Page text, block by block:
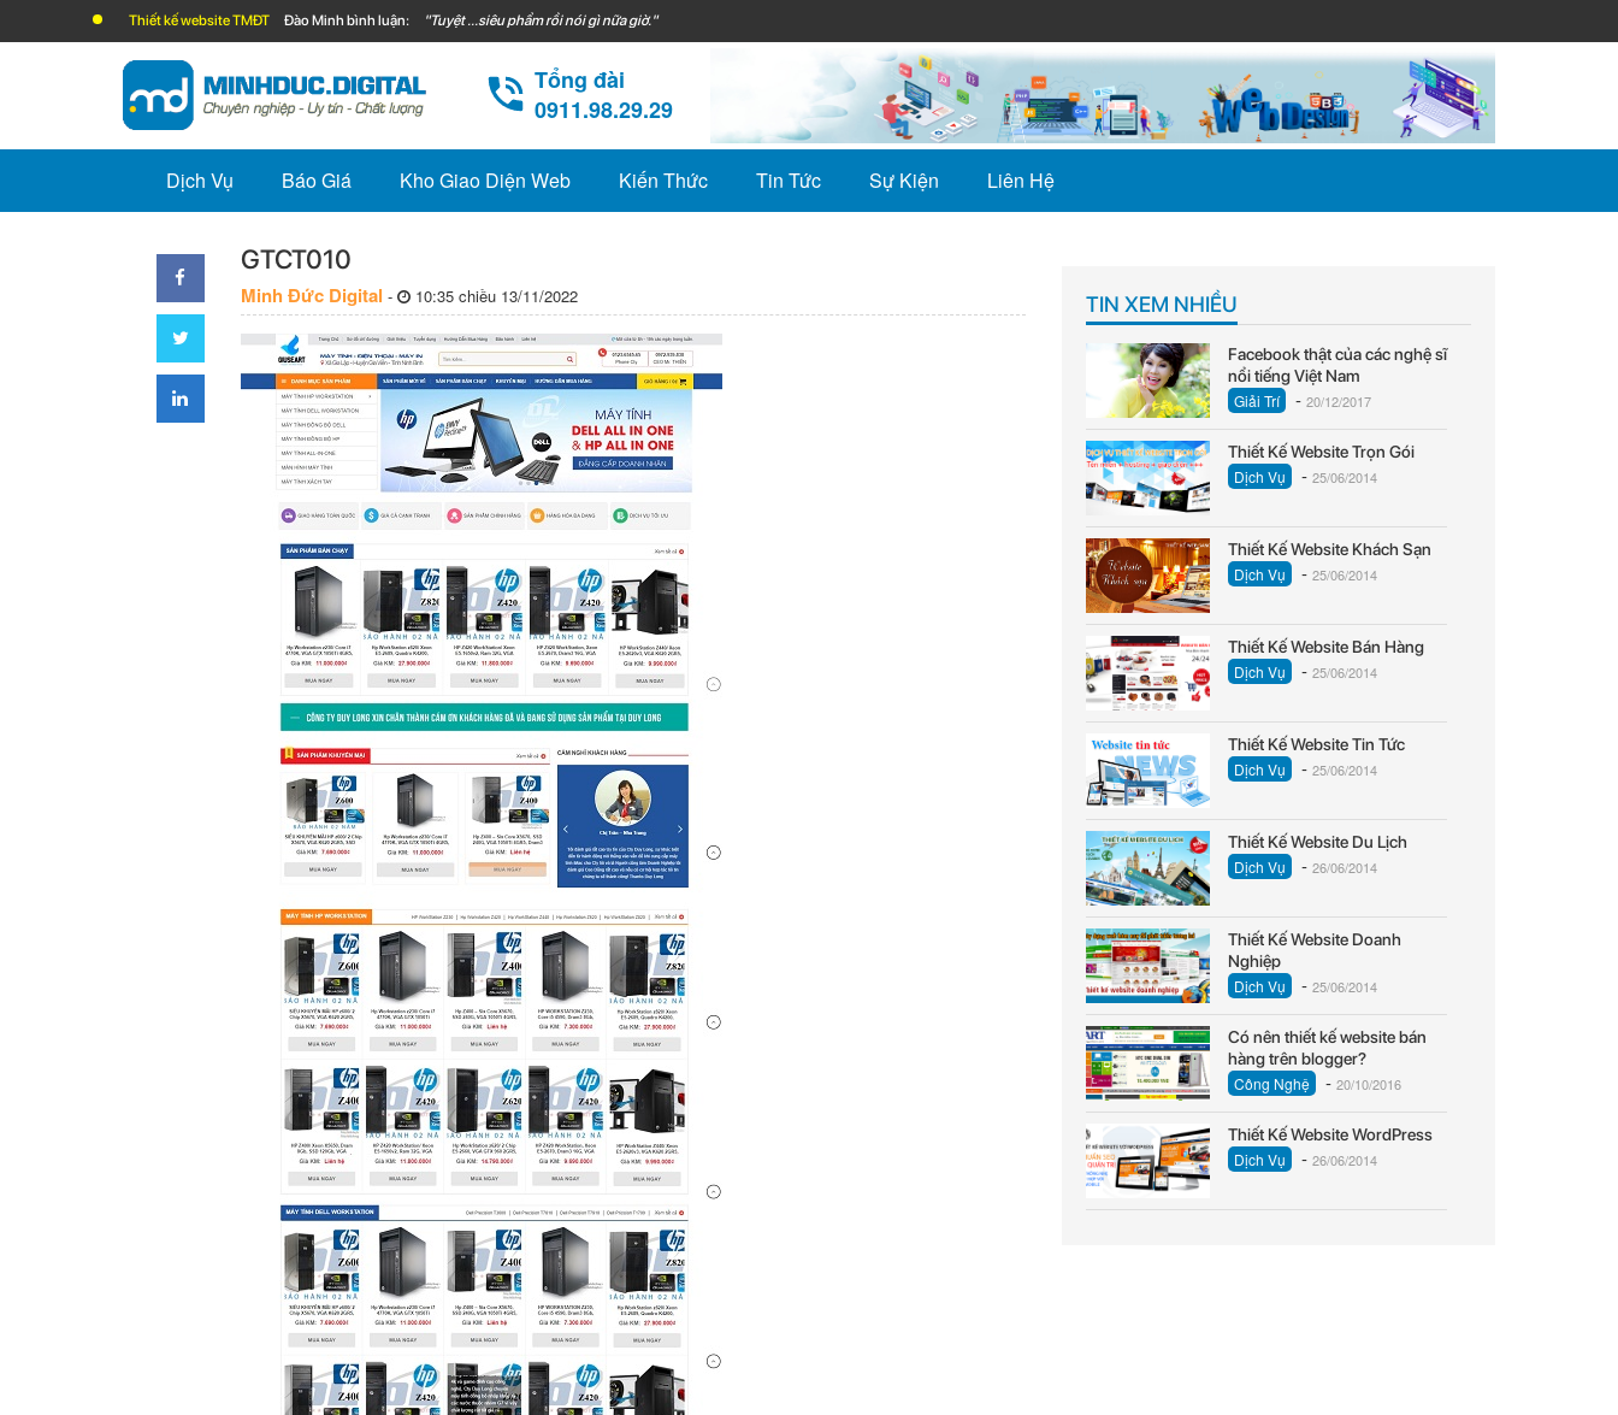
Thiết kế website TMĐT Đào Minh bình luận: "Tuyệt ...siêu phẩm rồi nói gì nữa giờ."
Tổng đài
0911.98.29.29
Dịch Vụ Báo Giá Kho Giao Diện Web Kiến Thức Tin Tức Sự Kiện Liên Hệ
GTCT010
Minh Đức Digital - 10:35 chiều 13/11/2022 TIN XEM NHIỀU
Facebook thật của các nghệ sĩ
nổi tiếng Việt Nam
Giải Trí - 20/12/2017
Thiết Kế Website Trọn Gói
Dịch Vụ - 25/06/2014
Thiết Kế Website Khách Sạn
Dịch Vụ - 25/06/2014
Thiết Kế Website Bán Hàng
Dịch Vụ - 25/06/2014
Thiết Kế Website Tin Tức
Dịch Vụ - 25/06/2014
Thiết Kế Website Du Lịch
Dịch Vụ - 26/06/2014
Thiết Kế Website Doanh
Nghiệp
Dịch Vụ - 25/06/2014
Có nên thiết kế website bán
hàng trên blogger?
Công Nghệ - 20/10/2016
Thiết Kế Website WordPress
Dịch Vụ - 26/06/2014